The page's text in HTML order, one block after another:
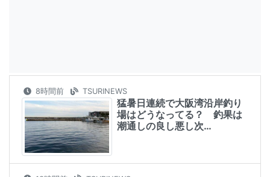
8時間前 TSURINEWS
猛暑日連続で大阪湾沿岸釣り
場はどうなってる？ 釣果は
潮通しの良し悪し次…